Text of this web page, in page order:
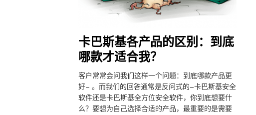
卡巴斯基各产品的区别：到底
哪款才适合我？
客户常常会问我们这样一个问题：到底哪款产品更
好– 。而我们的回答通常是反问式的–卡巴斯基安全
软件还是卡巴斯基全方位安全软件，你到底想要什
么？要想为自己选择合适的产品，最重要的是需要